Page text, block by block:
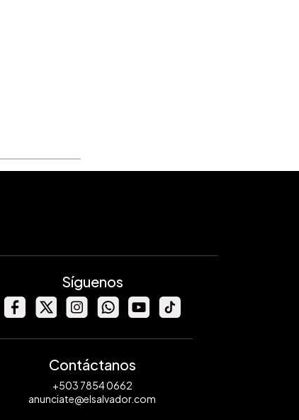
Síguenos
Contáctanos
+503 7854 0662
anunciate@elsalvador.com